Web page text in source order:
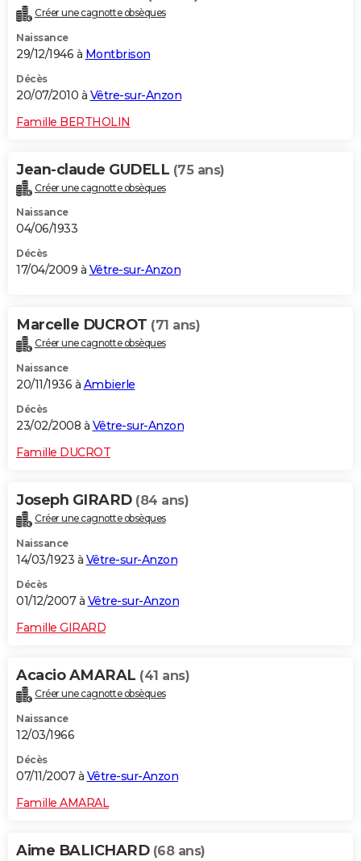
Créer une cagnotte obsèques
Naissance
29/12/1946 à Montbrison
Décès
20/07/2010 à Vêtre-sur-Anzon
Famille BERTHOLIN
Jean-claude GUDELL (75 ans)
Créer une cagnotte obsèques
Naissance
04/06/1933
Décès
17/04/2009 à Vêtre-sur-Anzon
Marcelle DUCROT (71 ans)
Créer une cagnotte obsèques
Naissance
20/11/1936 à Ambierle
Décès
23/02/2008 à Vêtre-sur-Anzon
Famille DUCROT
Joseph GIRARD (84 ans)
Créer une cagnotte obsèques
Naissance
14/03/1923 à Vêtre-sur-Anzon
Décès
01/12/2007 à Vêtre-sur-Anzon
Famille GIRARD
Acacio AMARAL (41 ans)
Créer une cagnotte obsèques
Naissance
12/03/1966
Décès
07/11/2007 à Vêtre-sur-Anzon
Famille AMARAL
Aime BALICHARD (68 ans)